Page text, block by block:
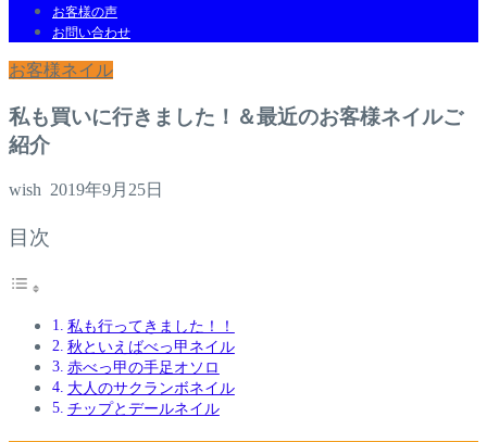
お客様の声
お問い合わせ
お客様ネイル
私も買いに行きました！＆最近のお客様ネイルご
紹介
wish 2019年9月25日
目次
私も行ってきました！！
秋といえばべっ甲ネイル
赤べっ甲の手足オソロ
大人のサクランボネイル
チップとデールネイル